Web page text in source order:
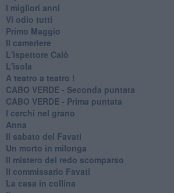
I migliori anni
Vi odio tutti
Primo Maggio
Il cameriere
L'ispettore Calò
L'isola
A teatro a teatro !
CABO VERDE - Seconda puntata
CABO VERDE - Prima puntata
I cerchi nel grano
Anna
Il sabato del Favati
Un morto in milonga
Il mistero del redo scomparso
Il commissario Favati
La casa in collina